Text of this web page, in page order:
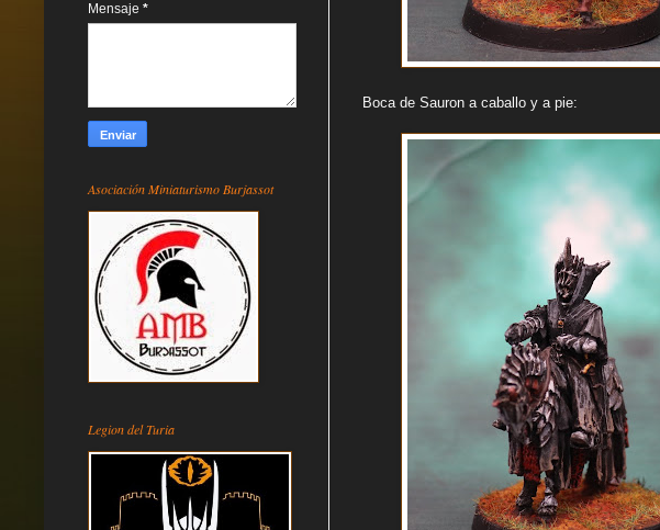
Boca de Sauron a caballo y a pie:
Mensaje *
Asociación Miniaturismo Burjassot
Legion del Turia